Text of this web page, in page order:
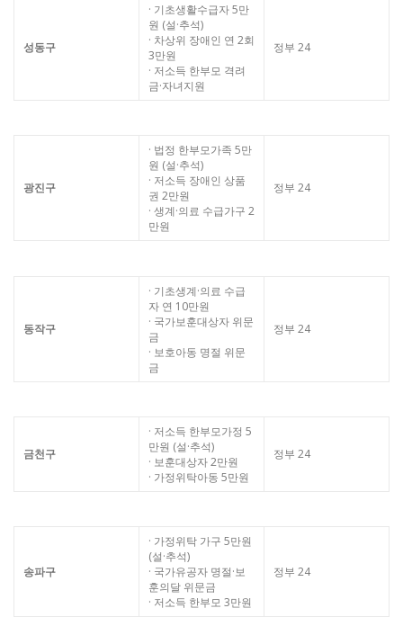
성동구
· 기초생활수급자 5만
원 (설·추석)
· 차상위 장애인 연 2회
3만원
· 저소득 한부모 격려
금·자녀지원
정부 24
광진구
· 법정 한부모가족 5만
원 (설·추석)
· 저소득 장애인 상품
권 2만원
· 생계·의료 수급가구 2
만원
정부 24
동작구
· 기초생계·의료 수급
자 연 10만원
· 국가보훈대상자 위문
금
· 보호아동 명절 위문
금
정부 24
금천구
· 저소득 한부모가정 5
만원 (설·추석)
· 보훈대상자 2만원
· 가정위탁아동 5만원
정부 24
송파구
· 가정위탁 가구 5만원
(설·추석)
· 국가유공자 명절·보
훈의달 위문금
· 저소득 한부모 3만원
정부 24